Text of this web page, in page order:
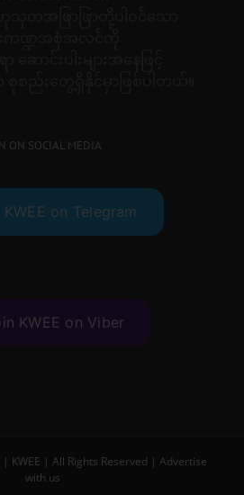
ON SOCIAL MEDIA
on Telegram
KWEE on Viber
| KWEE | All Rights Reserved | Advertise
with us